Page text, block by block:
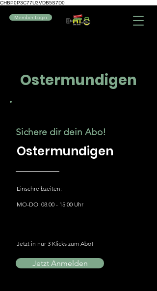
CHBP0P3C77U3VDB5S7D0
Member Login
Ostermundigen
Sichere dir dein Abo!
Ostermundigen
Einschreibzeiten:
MO-DO: 08.00 - 15.00 Uhr
Jetzt in nur 3 Klicks zum Abo!
Jetzt Anmelden